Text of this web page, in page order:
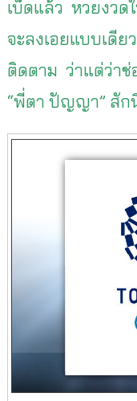
เบ็ดแล้ว หวยงวด
จะลงเอยแบบเดี
ติดตาม ว่าแต่ว่าช่
“พี่ตา ปัญญา” สัก